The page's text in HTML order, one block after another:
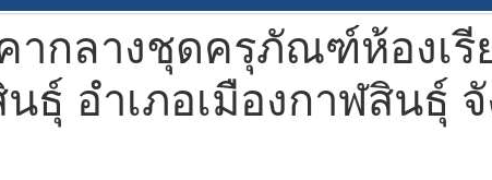
ากลางชุดครุภัณฑ์ห้องเรี
ธุ์ อำเภอเมืองกาฬสินธุ์